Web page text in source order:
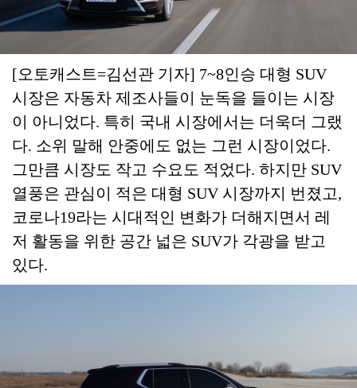
[오토캐스트=김선관 기자] 7~8인승 대형 SUV
시장은 자동차 제조사들이 눈독을 들이는 시장
이 아니었다. 특히 국내 시장에서는 더욱더 그랬
다. 소위 말해 안중에도 없는 그런 시장이었다.
그만큼 시장도 작고 수요도 적었다. 하지만 SUV
열풍은 관심이 적은 대형 SUV 시장까지 번졌고,
코로나19라는 시대적인 변화가 더해지면서 레
저 활동을 위한 공간 넓은 SUV가 각광을 받고
있다.